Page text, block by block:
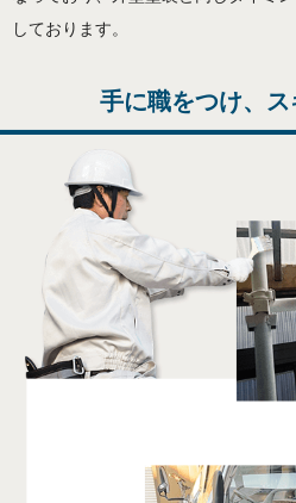
しております。
手に職をつけ、ス